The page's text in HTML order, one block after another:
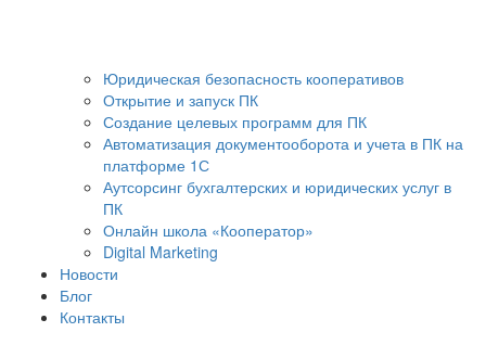
Юридическая безопасность кооперативов
Открытие и запуск ПК
Создание целевых программ для ПК
Автоматизация документооборота и учета в ПК на
платформе 1С
Аутсорсинг бухгалтерских и юридических услуг в
ПК
Онлайн школа «Кооператор»
Digital Marketing
Новости
Блог
Контакты